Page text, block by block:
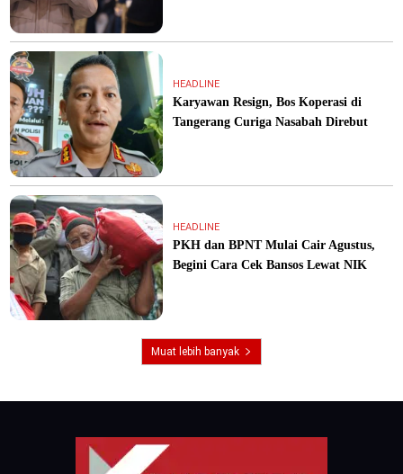
HEADLINE
Karyawan Resign, Bos Koperasi di
Tangerang Curiga Nasabah Direbut
HEADLINE
PKH dan BPNT Mulai Cair Agustus,
Begini Cara Cek Bansos Lewat NIK
Muat lebih banyak